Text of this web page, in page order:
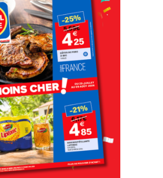
Juillet : OUVERT de 08h00 à
PRICE BALATA
Matoury
de 08:00 à 19:30
Juillet : OUVERT de 08h00 à
PRICE KOUROU
de 08:00 à 19:30
Juillet : OUVERT de 08h00 à